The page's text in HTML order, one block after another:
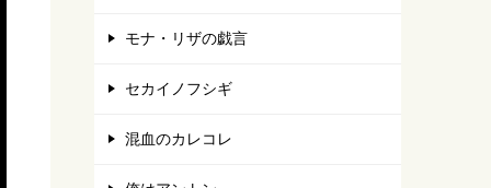
モナ・リザの戯言
セカイノフシギ
混血のカレコレ